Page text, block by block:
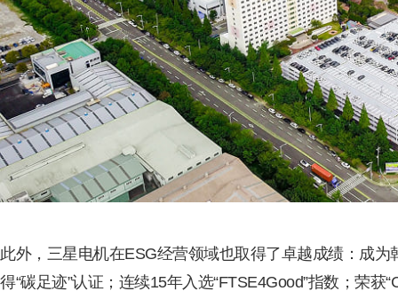
此外，三星电机在ESG经营领域也取得了卓越成绩：成
得“碳足迹”认证；连续15年入选“FTSE4Good”指数；荣